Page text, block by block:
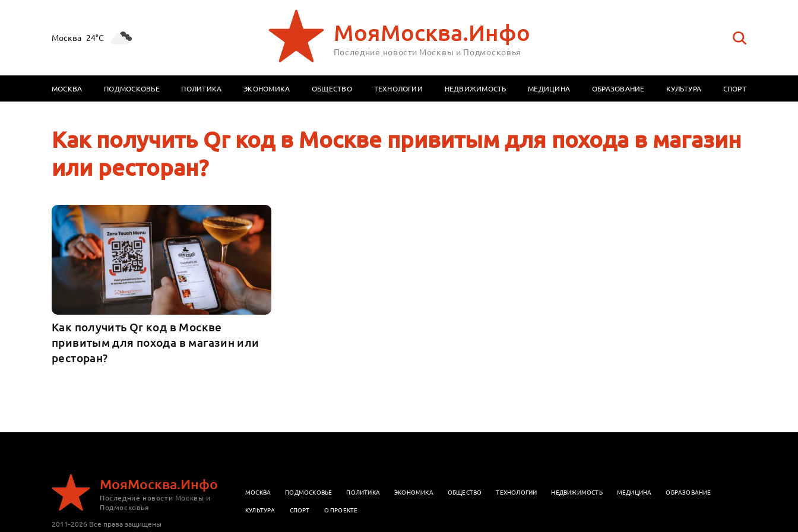
Москва 24°C МояМосква.Инфо
Последние новости Москвы и Подмосковья
МОСКВА ПОДМОСКОВЬЕ ПОЛИТИКА ЭКОНОМИКА ОБЩЕСТВО ТЕХНОЛОГИИ НЕДВИЖИМОСТЬ МЕДИЦИНА ОБРАЗОВАНИЕ КУЛЬТУРА СПОРТ
Как получить Qr код в Москве привитым для похода в магазин
или ресторан?
Как получить Qr код в Москве
привитым для похода в магазин или
ресторан?
МояМосква.Инфо
Последние новости Москвы и
Подмосковья
2011-2026 Все права защищены
МОСКВА ПОДМОСКОВЬЕ ПОЛИТИКА ЭКОНОМИКА OБЩЕСТВО ТЕХНОЛОГИИ НЕДВИЖИМОСТЬ МЕДИЦИНА
ОБРАЗОВАНИЕ
КУЛЬТУРА
СПОРТ О ПРОЕКТЕ